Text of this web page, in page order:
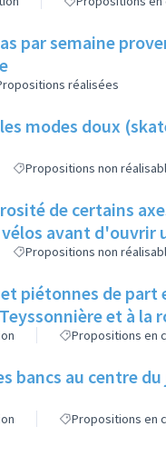
par semaine
réalisées
modes doux
Propositions non
de certains
avant d'ouvrir
Propositions non
piétonnes de
et à la
Propositions en
bancs au centre
Propositions en